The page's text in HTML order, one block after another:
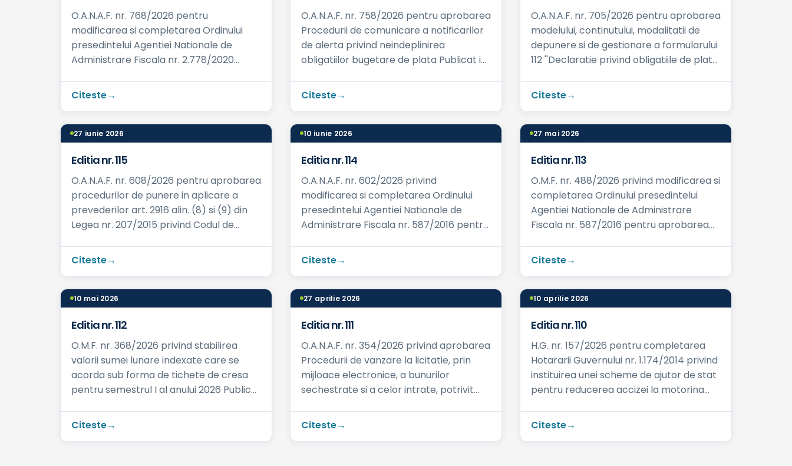
O.A.N.A.F. nr. 768/2026 pentru
modificarea si completarea Ordinului
presedintelui Agentiei Nationale de
Administrare Fiscala nr. 2.778/2020
verificarii situatiei fis...
Citeste
O.A.N.A.F. nr. 758/2026 pentru aprobarea
Procedurii de comunicare a notificarilor
de alerta privind neindeplinirea
obligatiilor bugetare de plata Publicat in:
Citeste
O.A.N.A.F. nr. 705/2026 pentru aprobarea
modelului, continutului, modalitatii de
depunere si de gestionare a formularului
112 ''Declaratie privind obligatiile de plata
Citeste
27 iunie 2026
Editia nr. 115
O.A.N.A.F. nr. 608/2026 pentru aprobarea
procedurilor de punere in aplicare a
prevederilor art. 2916 alin. (8) si (9) din
Legea nr. 207/2015 privind Codul de
Citeste
10 iunie 2026
Editia nr. 114
O.A.N.A.F. nr. 602/2026 privind
modificarea si completarea Ordinului
presedintelui Agentiei Nationale de
Administrare Fiscala nr. 587/2016 pentru
formularelor utili...
Citeste
27 mai 2026
Editia nr. 113
O.M.F. nr. 488/2026 privind modificarea si
completarea Ordinului presedintelui
Agentiei Nationale de Administrare
Fiscala nr. 587/2016 pentru aprobarea
utilizate...
Citeste
10 mai 2026
Editia nr. 112
O.M.F. nr. 368/2026 privind stabilirea
valorii sumei lunare indexate care se
acorda sub forma de tichete de cresa
pentru semestrul I al anului 2026 Publicat
Citeste
27 aprilie 2026
Editia nr. 111
O.A.N.A.F. nr. 354/2026 privind aprobarea
Procedurii de vanzare la licitatie, prin
mijloace electronice, a bunurilor
sechestrate si a celor intrate, potrivit
Citeste
10 aprilie 2026
Editia nr. 110
H.G. nr. 157/2026 pentru completarea
Hotararii Guvernului nr. 1.174/2014 privind
instituirea unei scheme de ajutor de stat
pentru reducerea accizei la motorina
Citeste